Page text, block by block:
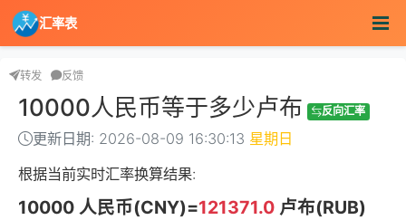
汇率表
转发 反馈
10000人民币等于多少卢布 反向汇率
更新日期: 2026-08-09 16:30:13 星期日
根据当前实时汇率换算结果:
10000 人民币(CNY)=121371.0卢布(RUB)